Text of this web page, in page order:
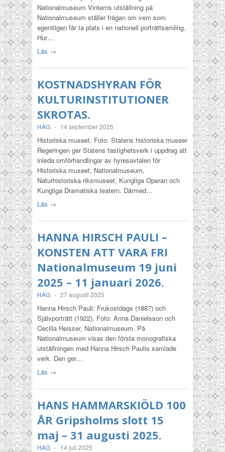
Nationalmuseum Vinterns utställning på
Nationalmuseum ställer frågan om vem som
egentligen får ta plats i en nationell porträttsamling.
Hur…
Läs →
KOSTNADSHYRAN FÖR
KULTURINSTITUTIONER
SKROTAS.
HAG - 14 september 2025
Historiska museet. Foto: Statens historiska museer
Regeringen ger Statens fastighetsverk i uppdrag att
inleda omförhandlingar av hyresavtalen för
Historiska museet, Nationalmuseum,
Naturhistoriska riksmuseet, Kungliga Operan och
Kungliga Dramatiska teatern. Därmed…
Läs →
HANNA HIRSCH PAULI –
KONSTEN ATT VARA FRI
Nationalmuseum 19 juni
2025 – 11 januari 2026.
HAG - 27 augusti 2025
Hanna Hirsch Pauli: Frukostdags (1887) och
Självporträtt (1922). Foto: Anna Danielsson och
Cecilia Heisser, Nationalmuseum. På
Nationalmuseum visas den första monografiska
utställningen med Hanna Hirsch Paulis samlade
verk. Den ger…
Läs →
HANS HAMMARSKIÖLD 100
ÅR Gripsholms slott 15
maj – 31 augusti 2025.
HAG - 14 juli 2025